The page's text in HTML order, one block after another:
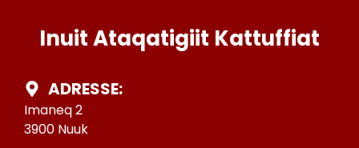
Inuit Ataqatigiit Kattuffiat
ADRESSE:
Imaneq 2
3900 Nuuk